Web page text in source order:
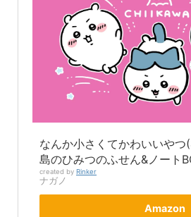
なんか小さくてかわいいや
島のひみつのふせん&ノート
created by Rinker
ナガノ
Amazon